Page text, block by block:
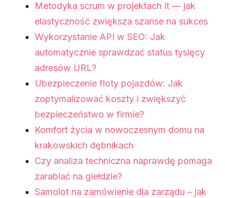
Metodyka scrum w projektach it — jak
elastyczność zwiększa szanse na sukces
Wykorzystanie API w SEO: Jak
automatycznie sprawdzać status tysięcy
adresów URL?
Ubezpieczenie floty pojazdów: Jak
zoptymalizować koszty i zwiększyć
bezpieczeństwo w firmie?
Komfort życia w nowoczesnym domu na
krakowskich dębnikach
Czy analiza techniczna naprawdę pomaga
zarabiać na giełdzie?
Samolot na zamówienie dla zarządu – jak